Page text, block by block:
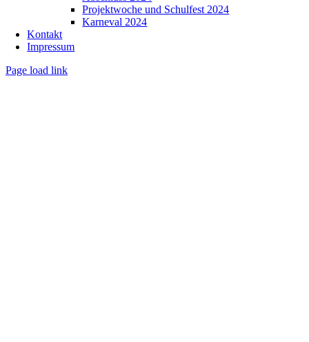
Projektwoche und Schulfest 2024
Karneval 2024
Kontakt
Impressum
Page load link